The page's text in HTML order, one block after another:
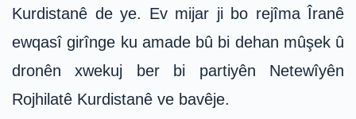
Kurdistanê de ye. Ev mijar ji bo rejîma Îranê
ewqasî girînge ku amade bû bi dehan mûşek û
dronên xwekuj ber bi partiyên Netewîyên
Rojhilatê Kurdistanê ve bavêje.